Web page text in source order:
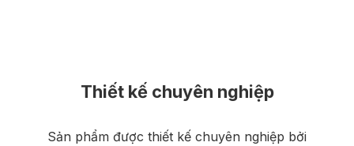
Thiết kế chuyên nghiệp
Sản phẩm được thiết kế chuyên nghiệp bởi